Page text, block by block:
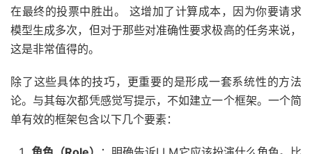
在最终的投票中胜出。 这增加了计算成本，因为你要请求
模型生成多次，但对于那些对准确性要求极高的任务来说，
这是非常值得的。
除了这些具体的技巧，更重要的是形成一套系统性的方法
论。与其每次都凭感觉写提示，不如建立一个框架。一个简
单有效的框架包含以下几个要素：